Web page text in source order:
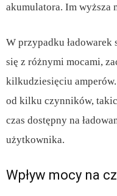
akumulatora. Im wyższa
W przypadku ładowarek
się z różnymi mocami,
kilkudziesięciu
od kilku czynników,
czas dostępny na
użytkownika.
Wpływ mocy na